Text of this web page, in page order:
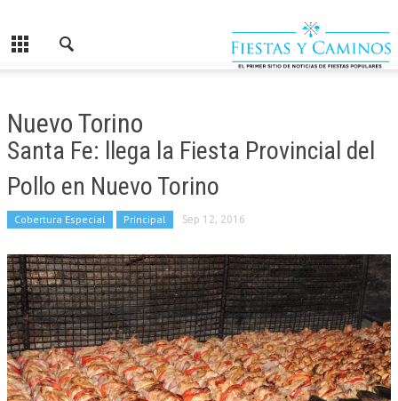
Nuevo Torino
Santa Fe: llega la Fiesta Provincial del
Pollo en Nuevo Torino
Cobertura Especial Principal Sep 12, 2016